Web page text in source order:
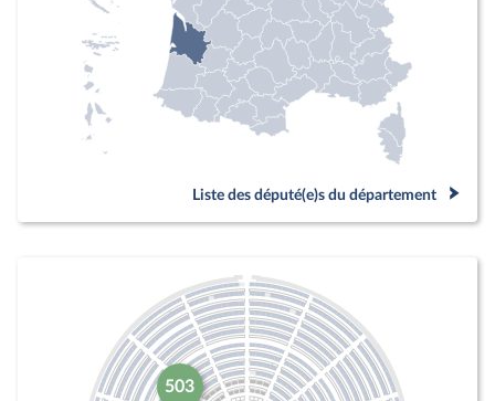
Liste des député(e)s du département
503